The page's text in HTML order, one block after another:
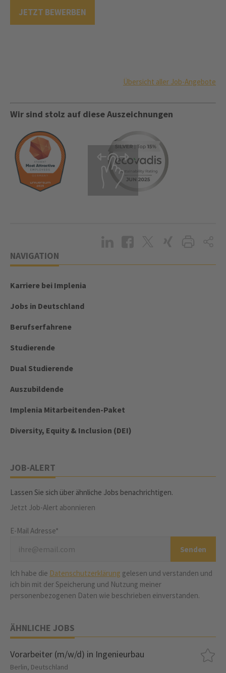
JETZT BEWERBEN
Übersicht aller Job-Angebote
Wir sind stolz auf diese Auszeichnungen
NAVIGATION
Karriere bei Implenia
Jobs in Deutschland
Berufserfahrene
Studierende
Dual Studierende
Auszubildende
Implenia Mitarbeitenden-Paket
Diversity, Equity & Inclusion (DEI)
JOB-ALERT
Lassen Sie sich über ähnliche Jobs benachrichtigen.
Jetzt Job-Alert abonnieren
E-Mail Adresse*
Ich habe die Datenschutzerklärung gelesen und verstanden und
ich bin mit der Speicherung und Nutzung meiner
personenbezogenen Daten wie beschrieben einverstanden.
ÄHNLICHE JOBS
Vorarbeiter (m/w/d) in Ingenieurbau
Berlin, Deutschland